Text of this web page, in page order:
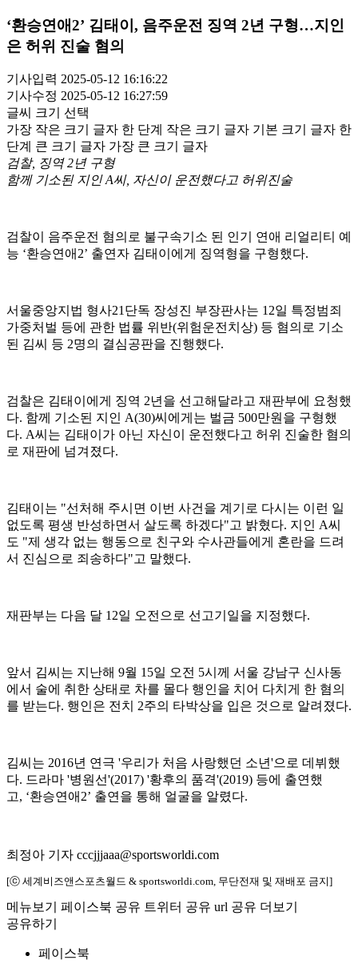
‘환승연애2’ 김태이, 음주운전 징역 2년 구형…지인
은 허위 진술 혐의
기사입력 2025-05-12 16:16:22
기사수정 2025-05-12 16:27:59
글씨 크기 선택
가장 작은 크기 글자 한 단계 작은 크기 글자 기본 크기 글자 한
단계 큰 크기 글자 가장 큰 크기 글자
검찰, 징역 2년 구형
함께 기소된 지인 A씨, 자신이 운전했다고 허위진술
검찰이 음주운전 혐의로 불구속기소 된 인기 연애 리얼리티 예
능 ‘환승연애2’ 출연자 김태이에게 징역형을 구형했다.
서울중앙지법 형사21단독 장성진 부장판사는 12일 특정범죄
가중처벌 등에 관한 법률 위반(위험운전치상) 등 혐의로 기소
된 김씨 등 2명의 결심공판을 진행했다.
검찰은 김태이에게 징역 2년을 선고해달라고 재판부에 요청했
다. 함께 기소된 지인 A(30)씨에게는 벌금 500만원을 구형했
다. A씨는 김태이가 아닌 자신이 운전했다고 허위 진술한 혐의
로 재판에 넘겨졌다.
김태이는 "선처해 주시면 이번 사건을 계기로 다시는 이런 일
없도록 평생 반성하면서 살도록 하겠다"고 밝혔다. 지인 A씨
도 "제 생각 없는 행동으로 친구와 수사관들에게 혼란을 드려
서 진심으로 죄송하다"고 말했다.
재판부는 다음 달 12일 오전으로 선고기일을 지정했다.
앞서 김씨는 지난해 9월 15일 오전 5시께 서울 강남구 신사동
에서 술에 취한 상태로 차를 몰다 행인을 치어 다치게 한 혐의
를 받는다. 행인은 전치 2주의 타박상을 입은 것으로 알려졌다.
김씨는 2016년 연극 '우리가 처음 사랑했던 소년'으로 데뷔했
다. 드라마 '병원선'(2017) '황후의 품격'(2019) 등에 출연했
고, ‘환승연애2’ 출연을 통해 얼굴을 알렸다.
최정아 기자 cccjjjaaa@sportsworldi.com
[ⓒ 세계비즈앤스포츠월드 & sportsworldi.com, 무단전재 및 재배포 금지]
메뉴보기 페이스북 공유 트위터 공유 url 공유 더보기
공유하기
페이스북